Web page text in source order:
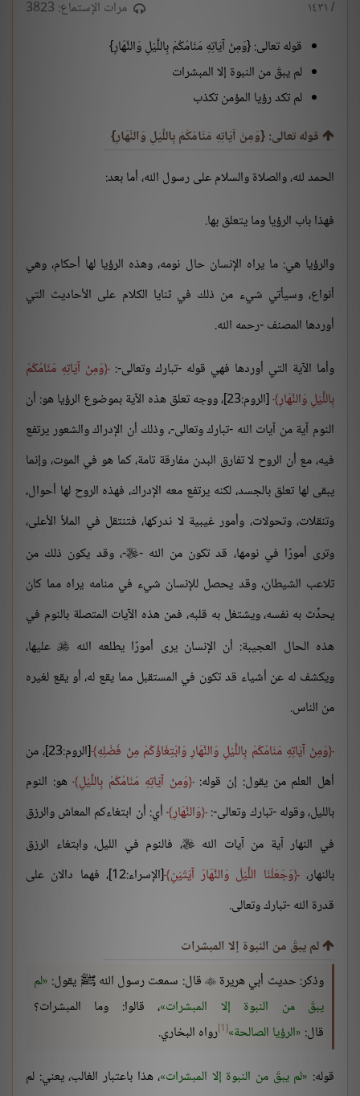
/ ١٤٣١
مرات الإستماع: 3823
قوله تعالى: {وَمِنْ آيَاتِهِ مَنَامُكُمْ بِاللَّيْلِ وَالنَّهَارِ}
لم يبقَ من النبوة إلا المبشرات
لم تكد رؤيا المؤمن تكذب
قوله تعالى: {وَمِنْ آيَاتِهِ مَنَامُكُمْ بِاللَّيْلِ وَالنَّهَارِ}
الحمد لله، والصلاة والسلام على رسول الله، أما بعد:
فهذا باب الرؤيا وما يتعلق بها.
والرؤيا هي: ما يراه الإنسان حال نومه، وهذه الرؤيا لها أحكام، وهي
أنواع، وسيأتي شيء من ذلك في ثنايا الكلام على الأحاديث التي
أوردها المصنف -رحمه الله.
وأما الآية التي أوردها فهي قوله -تبارك وتعالى-: وَمِنْ آيَاتِهِ مَنَامُكُمْ
بِاللَّيْلِ وَالنَّهَارِ
[الروم:23]، ووجه تعلق هذه الآية بموضوع الرؤيا هو: أن
النوم آية من آيات الله -تبارك وتعالى-، وذلك أن الإدراك والشعور يرتفع
فيه، مع أن الروح لا تفارق البدن مفارقة تامة، كما هو في الموت، وإنما
يبقى لها تعلق بالجسد، لكنه يرتفع معه الإدراك، فهذه الروح لها أحوال،
وتنقلات، وتحولات، وأمور غيبية لا ندركها، فتنتقل في الملأ الأعلى،
وترى أمورًا في نومها، قد تكون من الله --، وقد يكون ذلك من
تلاعب الشيطان، وقد يحصل للإنسان شيء في منامه يراه مما كان
يحدِّث به نفسه، ويشتغل به قلبه، فمن هذه الآيات المتصلة بالنوم في
هذه الحال العجيبة: أن الإنسان يرى أمورًا يطلعه الله عليها،
ويكشف له عن أشياء قد تكون في المستقبل مما يقع له، أو يقع لغيره
من الناس.
وَمِنْ آيَاتِهِ مَنَامُكُمْ بِاللَّيْلِ وَالنَّهَارِ وَابْتِغَاؤُكُمْ مِنْ فَضْلِهِ
[الروم:23]، من
أهل العلم من يقول: إن قوله: وَمِنْ آيَاتِهِ مَنَامُكُمْ بِاللَّيْلِ هو: النوم
بالليل، وقوله -تبارك وتعالى-: وَالنَّهَارِ أي: أن ابتغاءكم المعاش والرزق
في النهار آية من آيات الله ، فالنوم في الليل، وابتغاء الرزق
بالنهار، وَجَعَلْنَا اللَّيْلَ وَالنَّهَارَ آيَتَيْنِ
[الإسراء:12]، فهما دالان على
قدرة الله -تبارك وتعالى.
لم يبقَ من النبوة إلا المبشرات
وذكر: حديث أبي هريرة قال: سمعت رسول الله ﷺ يقول: لم
يبقَ من النبوة إلا المبشرات ، قالوا: وما المبشرات؟
قال: الرؤيا الصالحة [1] رواه البخاري.
قوله: لم يبقَ من النبوة إلا المبشرات ، هذا باعتبار الغالب، يعني: لم